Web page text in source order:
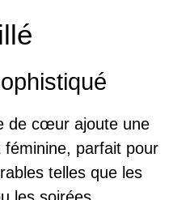
de cœur ajoute une
parfait pour
telles que les